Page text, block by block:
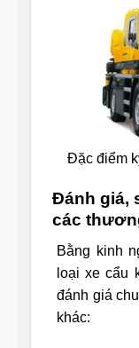
Đặc điểm
Đánh giá,
các
Bằng kinh
loại xe cẩu
đánh giá
khác: